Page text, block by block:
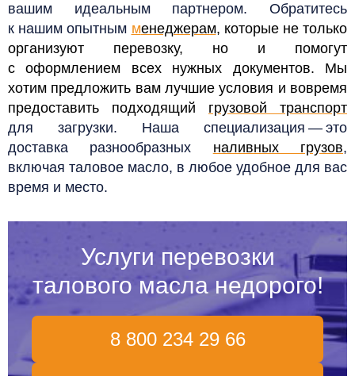
вашим идеальным партнером. Обратитесь
к нашим опытным менеджерам, которые не только
организуют перевозку, но и помогут
с оформлением всех нужных документов. Мы
хотим предложить вам лучшие условия и вовремя
предоставить подходящий грузовой транспорт
для загрузки. Наша специализация — это
доставка разнообразных наливных грузов,
включая таловое масло, в любое удобное для вас
время и место.
Услуги перевозки
талового масла недорого!
8 800 234 29 66